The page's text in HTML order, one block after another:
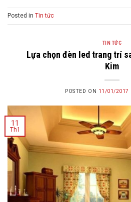
Posted in Tin tức
TIN TỨC
Lựa chọn đèn led trang trí
Kim
POSTED ON 11/01/2017
11
Th1